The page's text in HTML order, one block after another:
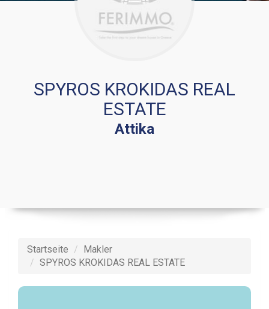
SPYROS KROKIDAS REAL
ESTATE
Attika
Startseite
Makler
SPYROS KROKIDAS REAL ESTATE